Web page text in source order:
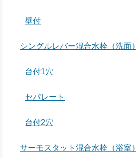
壁付
シングルレバー混合水栓（洗面）
台付1穴
セパレート
台付2穴
サーモスタット混合水栓（浴室）